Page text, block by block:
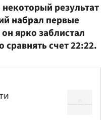
результат
набрал первые
ярко заблистал
счет 22:22.